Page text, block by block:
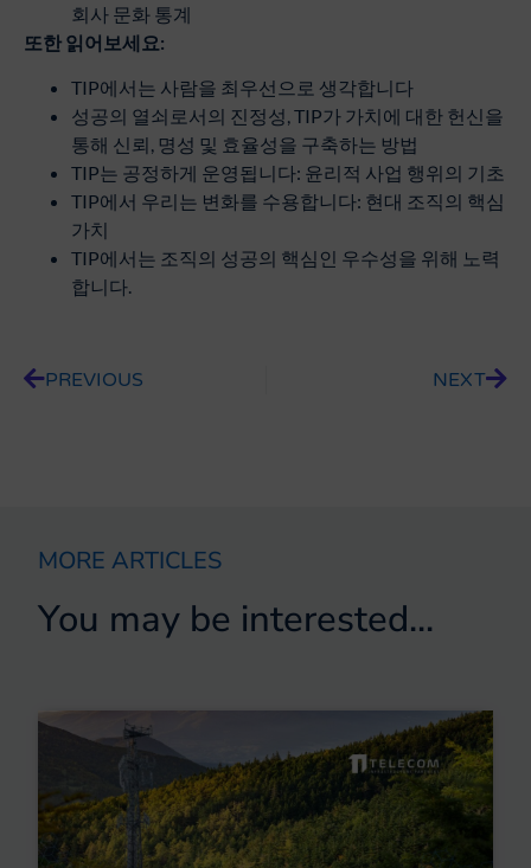
회사 문화 통계
또한 읽어보세요:
TIP에서는 사람을 최우선으로 생각합니다
성공의 열쇠로서의 진정성, TIP가 가치에 대한 헌신을
통해 신뢰, 명성 및 효율성을 구축하는 방법
TIP는 공정하게 운영됩니다: 윤리적 사업 행위의 기초
TIP에서 우리는 변화를 수용합니다: 현대 조직의 핵심
가치
TIP에서는 조직의 성공의 핵심인 우수성을 위해 노력
합니다.
PREVIOUS NEXT
MORE ARTICLES
You may be interested...